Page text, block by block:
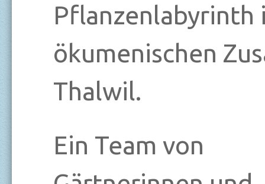
ökumenischen
Thalwil.
Ein Team von